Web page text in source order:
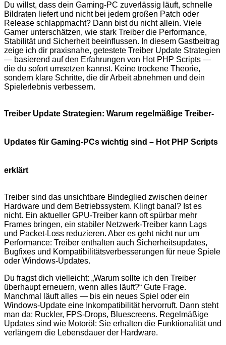
Du willst, dass dein Gaming-PC zuverlässig läuft, schnelle
Bildraten liefert und nicht bei jedem großen Patch oder
Release schlappmacht? Dann bist du nicht allein. Viele
Gamer unterschätzen, wie stark Treiber die Performance,
Stabilität und Sicherheit beeinflussen. In diesem Gastbeitrag
zeige ich dir praxisnahe, getestete Treiber Update Strategien
— basierend auf den Erfahrungen von Hot PHP Scripts —
die du sofort umsetzen kannst. Keine trockene Theorie,
sondern klare Schritte, die dir Arbeit abnehmen und dein
Spielerlebnis verbessern.
Treiber Update Strategien: Warum regelmäßige Treiber-
Updates für Gaming-PCs wichtig sind – Hot PHP Scripts
erklärt
Treiber sind das unsichtbare Bindeglied zwischen deiner
Hardware und dem Betriebssystem. Klingt banal? Ist es
nicht. Ein aktueller GPU-Treiber kann oft spürbar mehr
Frames bringen, ein stabiler Netzwerk-Treiber kann Lags
und Packet-Loss reduzieren. Aber es geht nicht nur um
Performance: Treiber enthalten auch Sicherheitsupdates,
Bugfixes und Kompatibilitätsverbesserungen für neue Spiele
oder Windows-Updates.
Du fragst dich vielleicht: „Warum sollte ich den Treiber
überhaupt erneuern, wenn alles läuft?“ Gute Frage.
Manchmal läuft alles — bis ein neues Spiel oder ein
Windows-Update eine Inkompatibilität hervorruft. Dann steht
man da: Ruckler, FPS-Drops, Bluescreens. Regelmäßige
Updates sind wie Motoröl: Sie erhalten die Funktionalität und
verlängern die Lebensdauer der Hardware.